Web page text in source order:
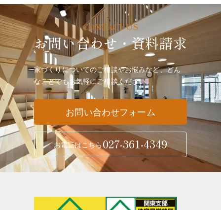
お問い合わせ・資料請求
家づくりについてのご相談やお悩みなど、どん
なことでもお気軽にご相談ください。
お問い合わせフォーム
お電話はこちら 027-361-4349